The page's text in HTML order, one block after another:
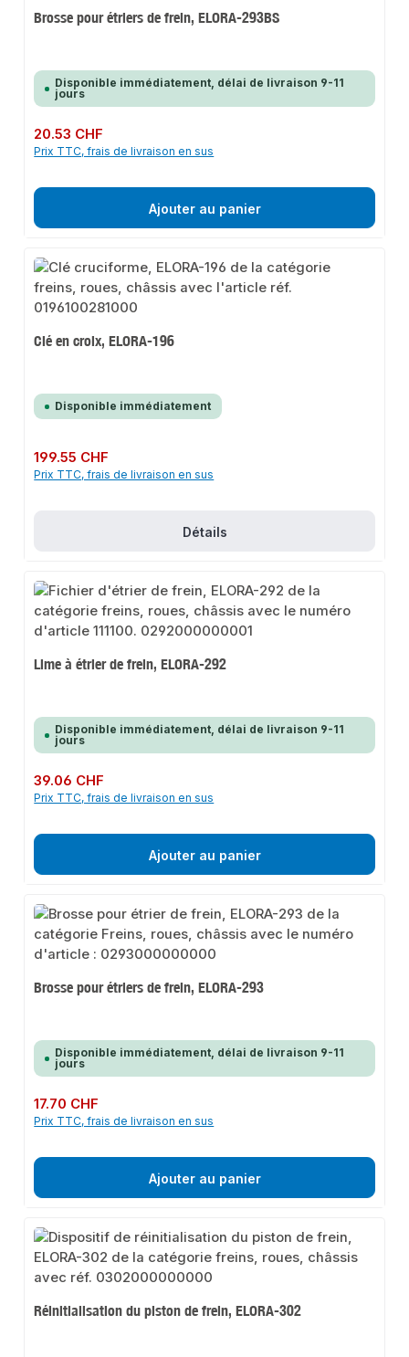
Brosse pour étriers de frein, ELORA-293BS
Disponible immédiatement, délai de livraison 9-11
jours
Prix régulier :
20.53 CHF
Prix TTC, frais de livraison en sus
Ajouter au panier
Clé en croix, ELORA-196
Disponible immédiatement
Prix régulier :
199.55 CHF
Prix TTC, frais de livraison en sus
Détails
Lime à étrier de frein, ELORA-292
Disponible immédiatement, délai de livraison 9-11
jours
Prix régulier :
39.06 CHF
Prix TTC, frais de livraison en sus
Ajouter au panier
Brosse pour étriers de frein, ELORA-293
Disponible immédiatement, délai de livraison 9-11
jours
Prix régulier :
17.70 CHF
Prix TTC, frais de livraison en sus
Ajouter au panier
Réinitialisation du piston de frein, ELORA-302